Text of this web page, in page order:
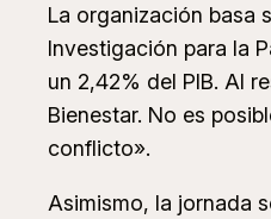
La organización basa
Investigación para la
un 2,42% del PIB. Al
Bienestar. No es
conflicto».
Asimismo, la jornada